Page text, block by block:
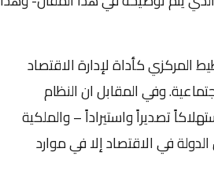
المركزي كأداة لإدارة الاقتصاد
وفي المقابل ان النظام
تصديراً واستيراداً – والملكية
في الاقتصاد إلا في موارد